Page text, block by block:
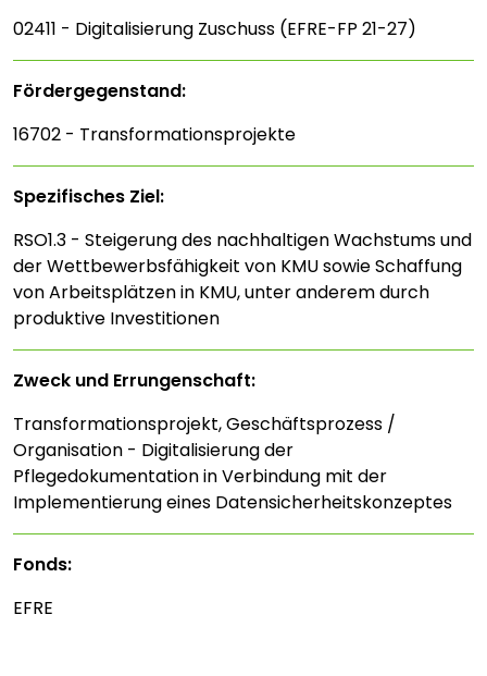
02411 - Digitalisierung Zuschuss (EFRE-FP 21-27)
Fördergegenstand:
16702 - Transformationsprojekte
Spezifisches Ziel:
RSO1.3 - Steigerung des nachhaltigen Wachstums und
der Wettbewerbsfähigkeit von KMU sowie Schaffung
von Arbeitsplätzen in KMU, unter anderem durch
produktive Investitionen
Zweck und Errungenschaft:
Transformationsprojekt, Geschäftsprozess /
Organisation - Digitalisierung der
Pflegedokumentation in Verbindung mit der
Implementierung eines Datensicherheitskonzeptes
Fonds:
EFRE